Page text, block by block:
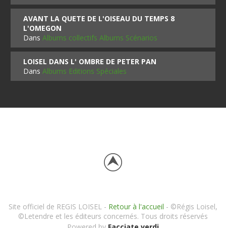
AVANT LA QUETE DE L'OISEAU DU TEMPS 8
L'OMEGON
DansAlbums collectifs Albums Scénarios
LOISEL DANS L' OMBRE DE PETER PAN
DansAlbums Editions Spéciales
Site officiel de REGIS LOISEL - Retour à l'accueil - ©Régis Loisel,
©Letendre et les éditeurs concernés. Tous droits réservés